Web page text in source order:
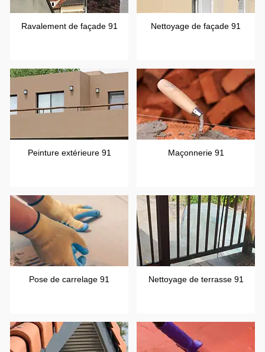
Ravalement de façade 91 Nettoyage de façade 91
Peinture extérieure 91 Maçonnerie 91
Pose de carrelage 91 Nettoyage de terrasse 91